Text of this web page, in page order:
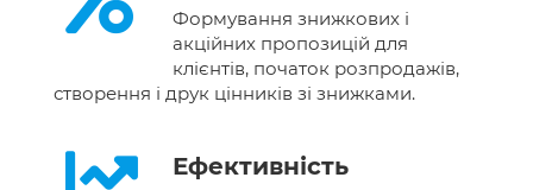
Формування знижкових і
акційних пропозицій для
клієнтів, початок розпродажів,
створення і друк цінників зі знижками.
Ефективність